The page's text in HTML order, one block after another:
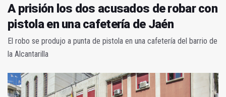
A prisión los dos acusados de robar con
pistola en una cafetería de Jaén
El robo se produjo a punta de pistola en una cafetería del barrio de
la Alcantarilla